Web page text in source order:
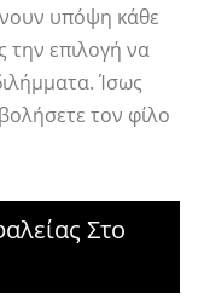
υπόψη κάθε
την επιλογή να
Ίσως
τον φίλο
Στο